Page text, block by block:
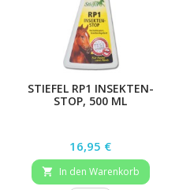
STIEFEL RP1 INSEKTEN-
STOP, 500 ML
Preis
16,95 €
 In den Warenkorb